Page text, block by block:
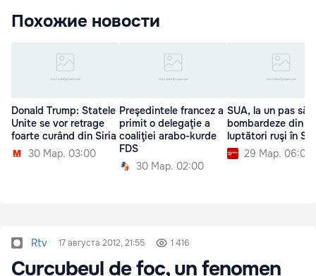
Похожие новости
Donald Trump: Statele
Unite se vor retrage
foarte curând din Siria
30 Мар. 03:00
Preşedintele francez a
primit o delegaţie a
coaliţiei arabo-kurde
FDS
30 Мар. 02:00
SUA, la un pas să
bombardeze din
luptători ruşi în
29 Мар. 06:00
Rtv 17 августа 2012, 21:55 1 416
Curcubeul de foc, un fenomen